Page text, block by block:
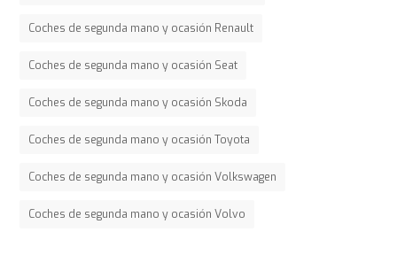
Coches de segunda mano y ocasión Renault
Coches de segunda mano y ocasión Seat
Coches de segunda mano y ocasión Skoda
Coches de segunda mano y ocasión Toyota
Coches de segunda mano y ocasión Volkswagen
Coches de segunda mano y ocasión Volvo